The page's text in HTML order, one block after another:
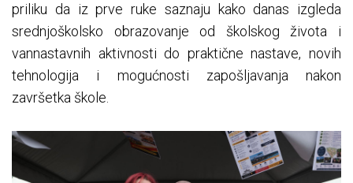
priliku da iz prve ruke saznaju kako danas izgleda
srednjoškolsko obrazovanje od školskog života i
vannastavnih aktivnosti do praktične nastave, novih
tehnologija i mogućnosti zapošljavanja nakon
završetka škole.